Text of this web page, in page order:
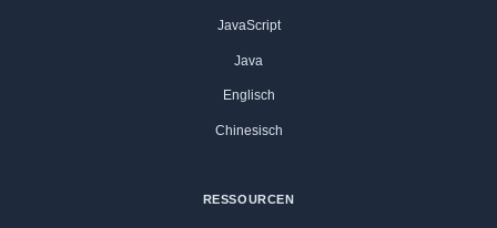
JavaScript
Java
Englisch
Chinesisch
RESSOURCEN